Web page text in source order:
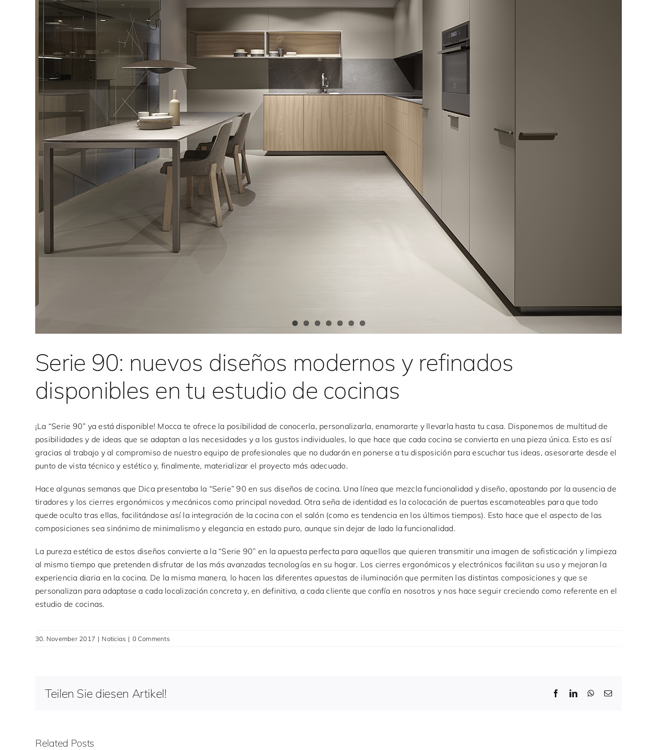
Serie 90: nuevos diseños modernos y refinados
disponibles en tu estudio de cocinas
¡La “Serie 90” ya está disponible! Mocca te ofrece la posibilidad de conocerla, personalizarla, enamorarte y llevarla hasta tu casa. Disponemos de multitud de
posibilidades y de ideas que se adaptan a las necesidades y a los gustos individuales, lo que hace que cada cocina se convierta en una pieza única. Esto es así
gracias al trabajo y al compromiso de nuestro equipo de profesionales que no dudarán en ponerse a tu disposición para escuchar tus ideas, asesorarte desde el
punto de vista técnico y estético y, finalmente, materializar el proyecto más adecuado.
Hace algunas semanas que Dica presentaba la “Serie” 90 en sus diseños de cocina. Una línea que mezcla funcionalidad y diseño, apostando por la ausencia de
tiradores y los cierres ergonómicos y mecánicos como principal novedad. Otra seña de identidad es la colocación de puertas escamoteables para que todo
quede oculto tras ellas, facilitándose así la integración de la cocina con el salón (como es tendencia en los últimos tiempos). Esto hace que el aspecto de las
composiciones sea sinónimo de minimalismo y elegancia en estado puro, aunque sin dejar de lado la funcionalidad.
La pureza estética de estos diseños convierte a la “Serie 90” en la apuesta perfecta para aquellos que quieren transmitir una imagen de sofisticación y limpieza
al mismo tiempo que pretenden disfrutar de las más avanzadas tecnologías en su hogar. Los cierres ergonómicos y electrónicos facilitan su uso y mejoran la
experiencia diaria en la cocina. De la misma manera, lo hacen las diferentes apuestas de iluminación que permiten las distintas composiciones y que se
personalizan para adaptase a cada localización concreta y, en definitiva, a cada cliente que confía en nosotros y nos hace seguir creciendo como referente en el
estudio de cocinas.
30. November 2017 | Noticias | 0 Comments
Teilen Sie diesen Artikel! FacebookLinkedInWhatsApp
Email
Related Posts